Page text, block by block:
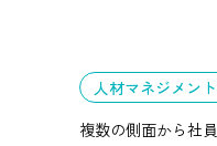
人材マネジメン
複数の側面から社